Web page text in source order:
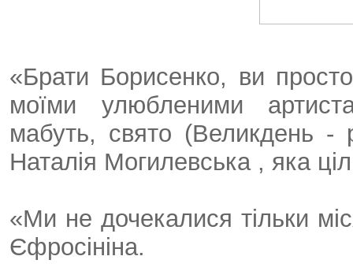
«Брати Борисенко, ви
моїми улюбленими
мабуть, свято (Великдень -
Наталія Могилевська , яка
«Ми не дочекалися тільки
Єфросініна.